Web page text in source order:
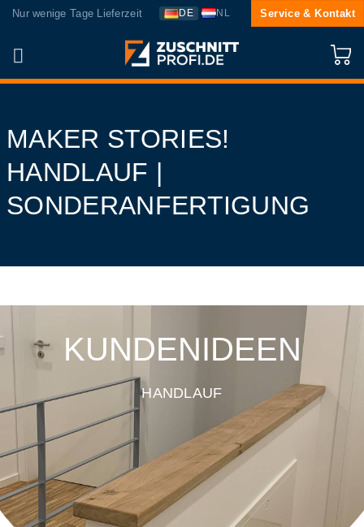
Zum
springen
Nur wenige Tage Lieferzeit DE NL Service & Kontakt
MAKER STORIES!
HANDLAUF |
SONDERANFERTIGUNG
KUNDENIDEEN
HANDLAUF